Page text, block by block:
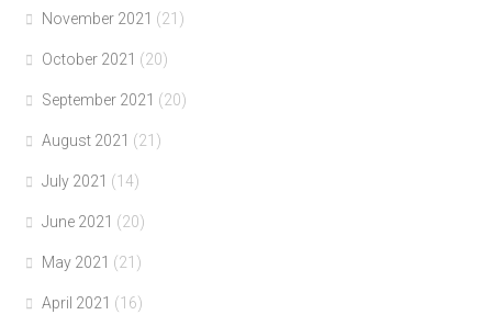
November 2021 (21)
October 2021 (20)
September 2021 (20)
August 2021 (21)
July 2021 (14)
June 2021 (20)
May 2021 (21)
April 2021 (16)